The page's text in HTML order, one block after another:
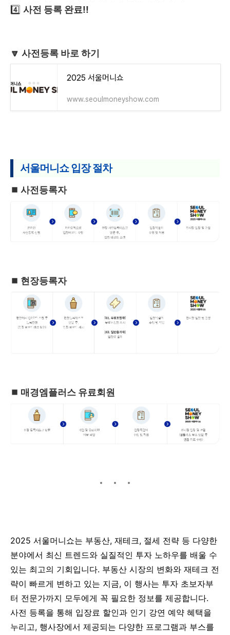
4️⃣ 사전 등록 완료!!
🔽 사전등록 바로 하기
2025 서울머니쇼
www.seoulmoneyshow.com
서울머니쇼 입장 절차
⏹️ 사전등록자
⏹️ 현장등록자
⏹️ 매경엠플러스 유료회원
2025 서울머니쇼는 부동산, 재테크, 절세 전략 등 다양한
분야에서 최신 트렌드와 실질적인 투자 노하우를 배울 수
있는 최고의 기회입니다. 부동산 시장의 변화와 재테크 전
략이 빠르게 변하고 있는 지금, 이 행사는 투자 초보자부
터 전문가까지 모두에게 꼭 필요한 정보를 제공합니다.
사전 등록을 통해 입장료 할인과 인기 강연 예약 혜택을
누리고, 행사장에서 제공되는 다양한 프로그램과 부스를